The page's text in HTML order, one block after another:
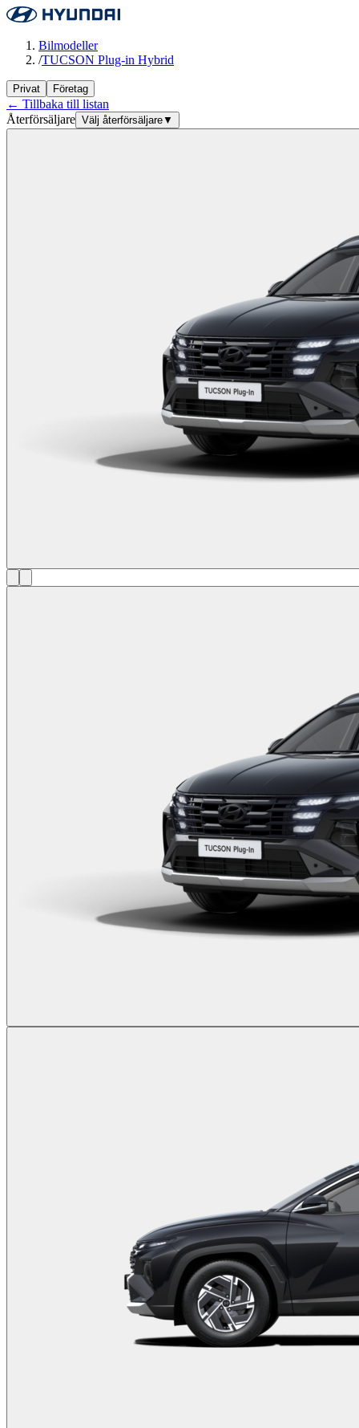
Bilmodeller
/TUCSON Plug-in Hybrid
Privat Företag
← Tillbaka till listan
Återförsäljare Välj återförsäljare▼